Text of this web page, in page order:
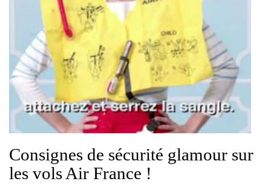
Consignes de sécurité glamour sur
les vols Air France !